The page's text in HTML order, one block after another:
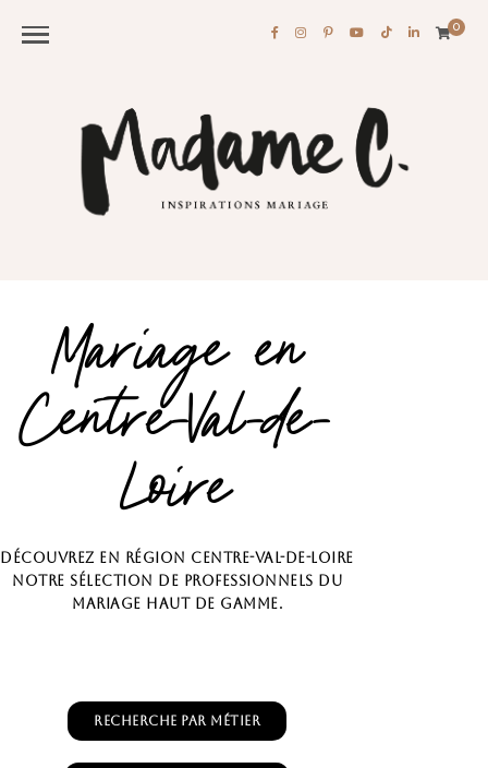
0
Mariage en
Centre-Val-de-
Loire
Découvrez en région Centre-Val-de-Loire
notre sélection de professionnels du
mariage haut de gamme.
Recherche par métier